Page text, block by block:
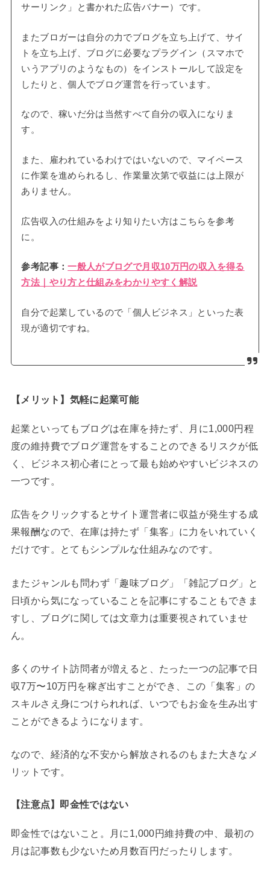
サーリンク」と書かれた広告バナー）です。
またブロガーは自分の力でブログを立ち上げて、サイ
トを立ち上げ、ブログに必要なプラグイン（スマホで
いうアプリのようなもの）をインストールして設定を
したりと、個人でブログ運営を行っています。
なので、稼いだ分は当然すべて自分の収入になりま
す。
また、雇われているわけではいないので、マイペース
に作業を進められるし、作業量次第で収益には上限が
ありません。
広告収入の仕組みをより知りたい方はこちらを参考
に。
参考記事：一般人がブログで月収10万円の収入を得る
方法｜やり方と仕組みをわかりやすく解説
自分で起業しているので「個人ビジネス」といった表
現が適切ですね。
【メリット】気軽に起業可能
起業といってもブログは在庫を持たず、月に1,000円程
度の維持費でブログ運営をすることのできるリスクが低
く、ビジネス初心者にとって最も始めやすいビジネスの
一つです。
広告をクリックするとサイト運営者に収益が発生する成
果報酬なので、在庫は持たず「集客」に力をいれていく
だけです。とてもシンプルな仕組みなのです。
またジャンルも問わず「趣味ブログ」「雑記ブログ」と
日頃から気になっていることを記事にすることもできま
すし、ブログに関しては文章力は重要視されていませ
ん。
多くのサイト訪問者が増えると、たった一つの記事で日
収7万〜10万円を稼ぎ出すことができ、この「集客」の
スキルさえ身につけられれば、いつでもお金を生み出す
ことができるようになります。
なので、経済的な不安から解放されるのもまた大きなメ
リットです。
【注意点】即金性ではない
即金性ではないこと。月に1,000円維持費の中、最初の
月は記事数も少ないため月数百円だったりします。